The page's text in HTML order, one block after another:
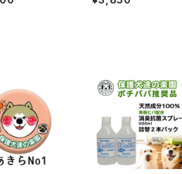
の楽園限定品 ジナル